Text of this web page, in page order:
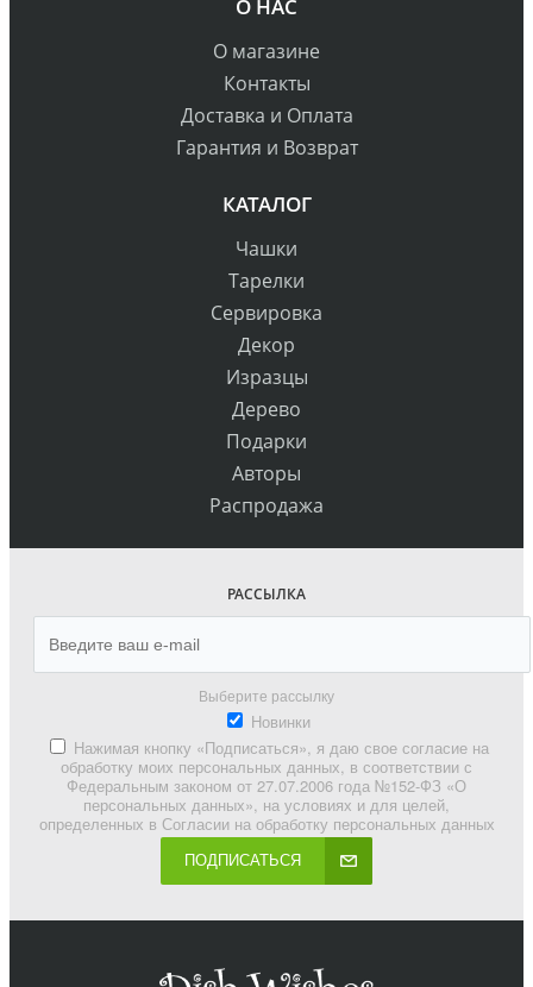
О НАС
О магазине
Контакты
Доставка и Оплата
Гарантия и Возврат
КАТАЛОГ
Чашки
Тарелки
Сервировка
Декор
Изразцы
Дерево
Подарки
Авторы
Распродажа
РАССЫЛКА
Выберите рассылку
Новинки
Нажимая кнопку «Подписаться», я даю свое согласие на
обработку моих персональных данных, в соответствии с
Федеральным законом от 27.07.2006 года №152-ФЗ «О
персональных данных», на условиях и для целей,
определенных в Согласии на обработку персональных данных
ПОДПИСАТЬСЯ